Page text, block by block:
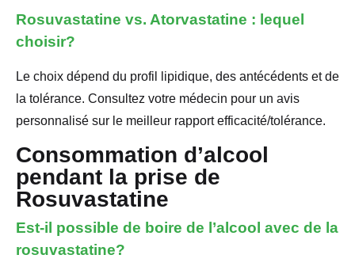
Rosuvastatine vs. Atorvastatine : lequel
choisir?
Le choix dépend du profil lipidique, des antécédents et de
la tolérance. Consultez votre médecin pour un avis
personnalisé sur le meilleur rapport efficacité/tolérance.
Consommation d’alcool
pendant la prise de
Rosuvastatine
Est-il possible de boire de l’alcool avec de la
rosuvastatine?